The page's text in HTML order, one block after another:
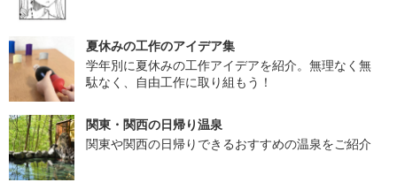
夏休みの工作のアイデア集
学年別に夏休みの工作アイデアを紹介。無理なく無
駄なく、自由工作に取り組もう！
関東・関西の日帰り温泉
関東や関西の日帰りできるおすすめの温泉をご紹介